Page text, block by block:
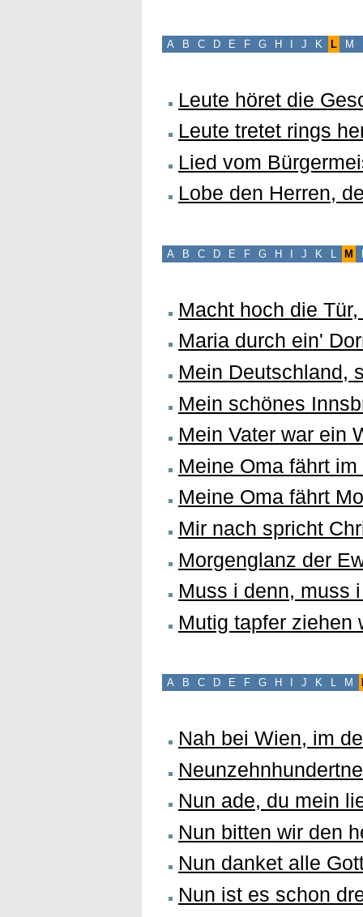
A B C D E F G H I J K L M
Leute höret die
Leute tretet rings
Lied vom
Lobe den Herren,
A B C D E F G H J K M
Macht hoch die
Maria durch ein'
Mein Deutschland,
Mein schönes
Mein Vater war ein
Meine Oma fährt
Meine Oma fährt
Mir nach spricht
Morgenglanz der
Muss i denn, muss
Mutig tapfer ziehen
A B C D E F G H J K L M
Nah bei Wien, im
Nun ade, du mein
Nun bitten wir den
Nun danket alle
Nun ist es schon